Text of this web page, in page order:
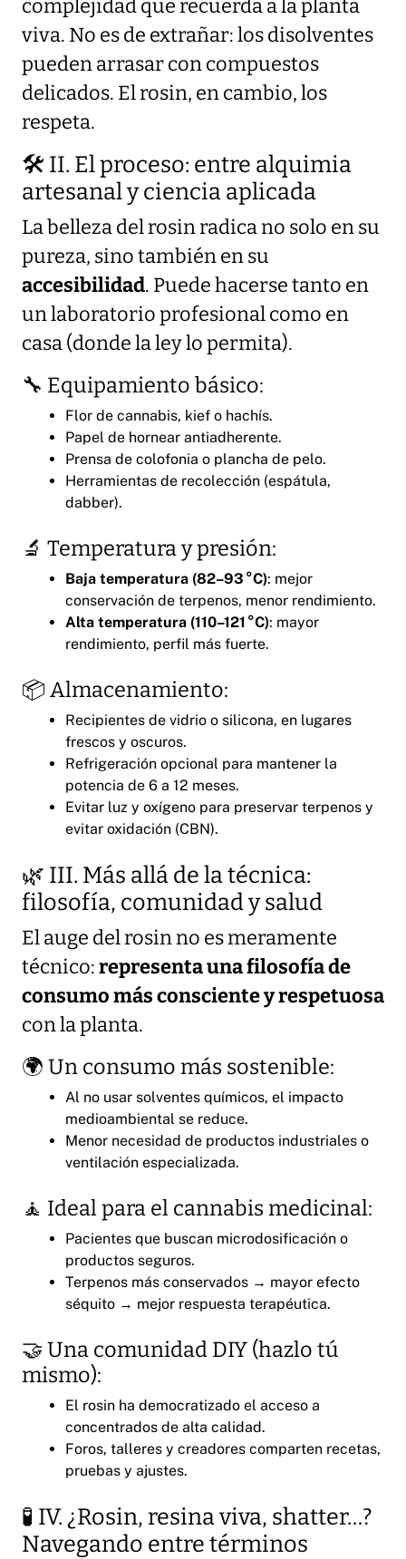
complejidad que recuerda a la planta
viva. No es de extrañar: los disolventes
pueden arrasar con compuestos
delicados. El rosin, en cambio, los
respeta.
🛠️ II. El proceso: entre alquimia
artesanal y ciencia aplicada
La belleza del rosin radica no solo en su
pureza, sino también en su
accesibilidad. Puede hacerse tanto en
un laboratorio profesional como en
casa (donde la ley lo permita).
🔧 Equipamiento básico:
Flor de cannabis, kief o hachís.
Papel de hornear antiadherente.
Prensa de colofonia o plancha de pelo.
Herramientas de recolección (espátula,
dabber).
🔬 Temperatura y presión:
Baja temperatura (82–93 °C): mejor
conservación de terpenos, menor rendimiento.
Alta temperatura (110–121 °C): mayor
rendimiento, perfil más fuerte.
📦 Almacenamiento:
Recipientes de vidrio o silicona, en lugares
frescos y oscuros.
Refrigeración opcional para mantener la
potencia de 6 a 12 meses.
Evitar luz y oxígeno para preservar terpenos y
evitar oxidación (CBN).
🌿 III. Más allá de la técnica:
filosofía, comunidad y salud
El auge del rosin no es meramente
técnico:representa una filosofía de
consumo más consciente y respetuosa
con la planta.
🌍 Un consumo más sostenible:
Al no usar solventes químicos, el impacto
medioambiental se reduce.
Menor necesidad de productos industriales o
ventilación especializada.
🧘 Ideal para el cannabis medicinal:
Pacientes que buscan microdosificación o
productos seguros.
Terpenos más conservados → mayor efecto
séquito → mejor respuesta terapéutica.
🤝 Una comunidad DIY (hazlo tú
mismo):
El rosin ha democratizado el acceso a
concentrados de alta calidad.
Foros, talleres y creadores comparten recetas,
pruebas y ajustes.
🧪 IV. ¿Rosin, resina viva, shatter…?
Navegando entre términos